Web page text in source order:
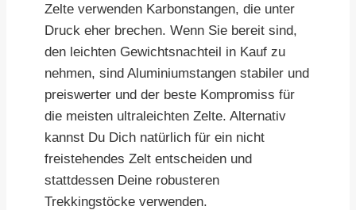
Zelte verwenden Karbonstangen, die unter
Druck eher brechen. Wenn Sie bereit sind,
den leichten Gewichtsnachteil in Kauf zu
nehmen, sind Aluminiumstangen stabiler und
preiswerter und der beste Kompromiss für
die meisten ultraleichten Zelte. Alternativ
kannst Du Dich natürlich für ein nicht
freistehendes Zelt entscheiden und
stattdessen Deine robusteren
Trekkingstöcke verwenden.